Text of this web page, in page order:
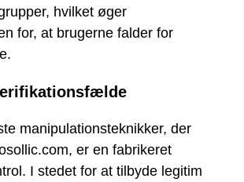
hvilket øger
for, at brugerne falder for
manipulationsteknikker, der
er en fabrikeret
I stedet for at tilbyde legitim